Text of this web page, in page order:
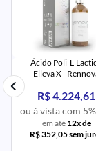
UR
Ácido Poli-L-
Elleva X -
R$ 4.224,61
ou à vista com
em até 12x de
R$ 352,05 sem